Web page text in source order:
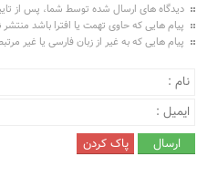
دیدگاه های ارسال شده توسط شما، پس از
پیام هایی که حاوی تهمت یا افترا باشد
پیام هایی که به غیر از زبان فارسی یا غیر